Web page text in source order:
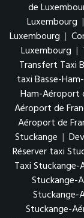
de
Luxembourg |
Luxembourg |
Luxembourg |
Transfert Taxi
taxi Basse-
Ham-Aéroport
Aéroport de
Aéroport de
Stuckange |
Réserver taxi
Taxi
Stuckange-
Stuckange-